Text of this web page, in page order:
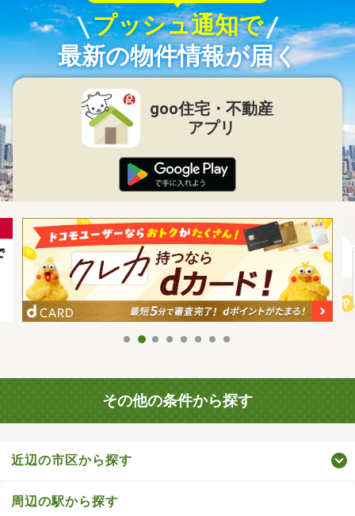
プッシュ通知で
最新の物件情報が届く
goo住宅・不動産
アプリ
その他の条件から探す
近辺の市区から探す
周辺の駅から探す